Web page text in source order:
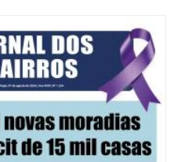
400 mulheres vítimas de violência
Municipal